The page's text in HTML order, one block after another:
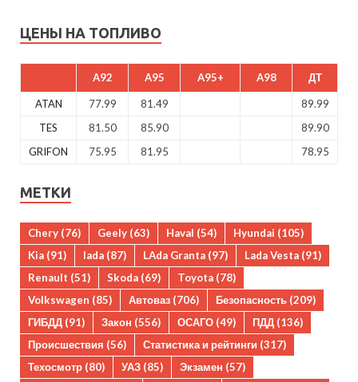
ЦЕНЫ НА ТОПЛИВО
A92 A95 A95+ A98 ДТ
ATAN 77.99 81.49
89.99
TES
81.50 85.90
89.90
GRIFON
75.95 81.95 78.95
МЕТКИ
Chery (76) Geely (63) Haval (54) Hyundai (105)
Kia (91) lada (87) LAda Granta (97) Lada Vesta (91)
Renault (51) Skoda (69) Toyota (78)
Volkswagen (85) Автоваз (706) Безопасность (209)
ГИБДД (91) Закон (556) ОСАГО (49) ПДД (136)
Происшествия (56) Статистика и рейтинги (317)
Техосмотр (80) УАЗ (85) Экзамен (57)